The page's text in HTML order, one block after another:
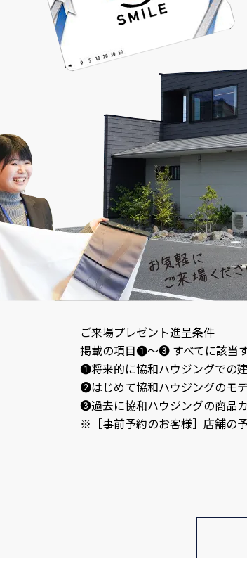
ご来場プレゼント進呈条件
掲載の項目❶～❸ すべてに該当
❶将来的に協和ハウジングでの
❷はじめて協和ハウジングのモ
❸過去に協和ハウジングの商品
※［事前予約のお客様］店舗の